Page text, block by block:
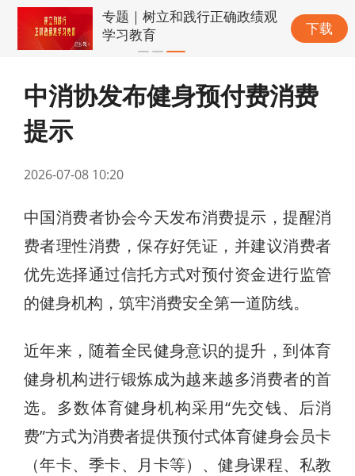
专题｜树立和践行正确政绩观
学习教育
下载
中消协发布健身预付费消费
提示
2026-07-08 10:20
中国消费者协会今天发布消费提示，提醒消
费者理性消费，保存好凭证，并建议消费者
优先选择通过信托方式对预付资金进行监管
的健身机构，筑牢消费安全第一道防线。
近年来，随着全民健身意识的提升，到体育
健身机构进行锻炼成为越来越多消费者的首
选。多数体育健身机构采用“先交钱、后消
费”方式为消费者提供预付式体育健身会员卡
（年卡、季卡、月卡等）、健身课程、私教